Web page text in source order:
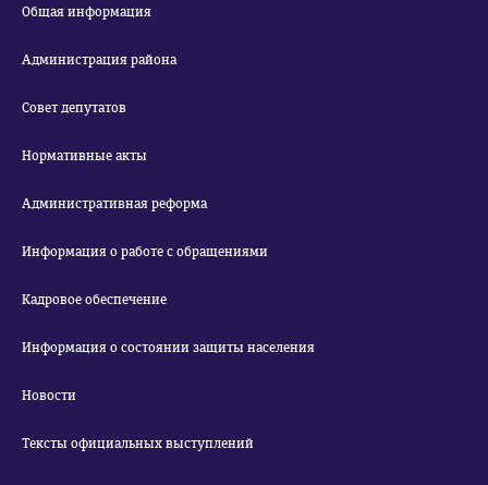
Общая информация
Администрация района
Совет депутатов
Нормативные акты
Административная реформа
Информация о работе с обращениями
Кадровое обеспечение
Информация о состоянии защиты населения
Новости
Тексты официальных выступлений